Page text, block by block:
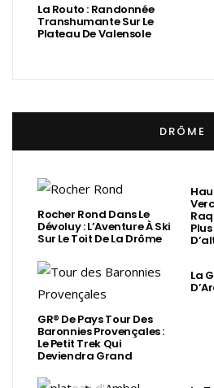
La Routo : Randonnée
Transhumante Sur Le
Plateau De Valensole
DRÔME
Rocher Rond Dans Le
Dévoluy : L’Aventure À Ski
Sur Le Toit De La Drôme
GR® De Pays Tour Des
Baronnies Provençales :
Le Petit Trek Qui
Deviendra Grand
La